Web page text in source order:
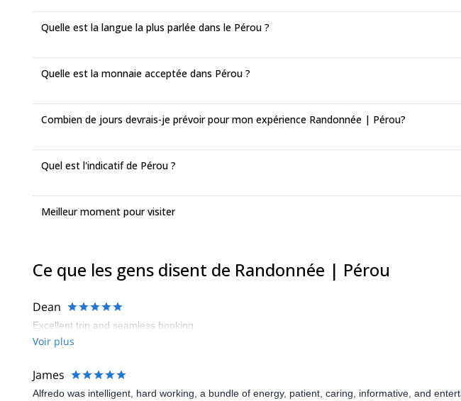
Quelle est la langue la plus parlée dans le Pérou ?
Quelle est la monnaie acceptée dans Pérou ?
Combien de jours devrais-je prévoir pour mon expérience Randonnée | Pérou?
Quel est l'indicatif de Pérou ?
Meilleur moment pour visiter
Ce que les gens disent de Randonnée | Pérou
Dean
Excellent trip and seamless booking
Voir plus
James
Alfredo was intelligent, hard working, a bundle of energy, patient, caring, informative, and